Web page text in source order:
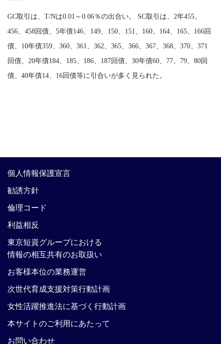
GC取引は、T/Nは0.01～0.06％の出合い。 SC取引は、2年455、
456、458回債、5年債146、149、150、151、160、164、165、166回
債、10年債359、360、361、362、365、366、367、368、370、371
回債、20年債184、185、186、187回債、30年債60、77、79、80回
債、40年債14、16回債等に引合いが多く見られた。
個人情報保護宣言
勧誘方針
倫理コード
利益相反
東京短資グループにおける
情報の相互共有のお取扱い
お客様本位の業務運営
次世代育成支援対策行動計画
女性活躍推進法に基づく行動計画
本サイトのご利用にあたって
お問い合わせ